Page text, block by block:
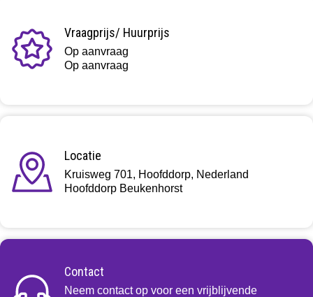
Vraagprijs/ Huurprijs
Op aanvraag
Op aanvraag
Locatie
Kruisweg 701, Hoofddorp, Nederland
Hoofddorp Beukenhorst
Contact
Neem contact op voor een vrijblijvende